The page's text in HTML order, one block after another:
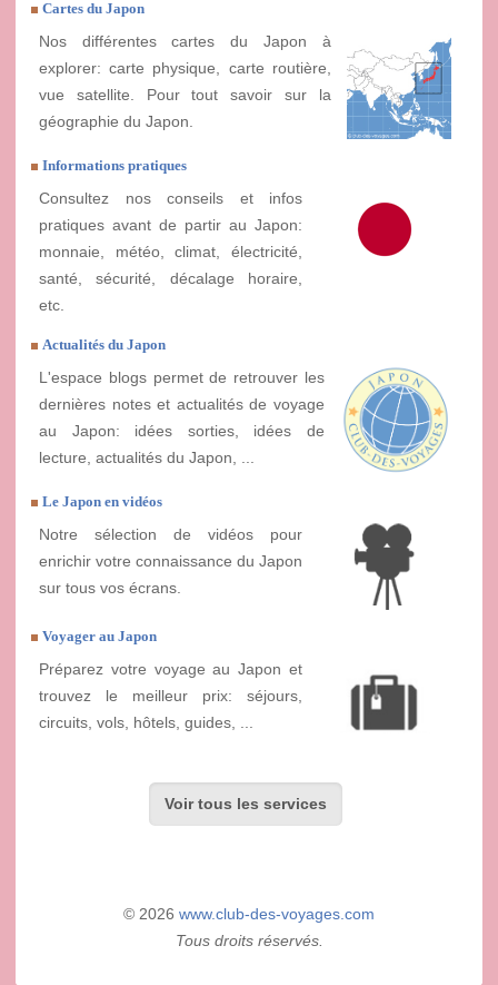
Cartes du Japon
Nos différentes cartes du Japon à
explorer: carte physique, carte routière,
vue satellite. Pour tout savoir sur la
géographie du Japon.
Informations pratiques
Consultez nos conseils et infos
pratiques avant de partir au Japon:
monnaie, météo, climat, électricité,
santé, sécurité, décalage horaire,
etc.
Actualités du Japon
L'espace blogs permet de retrouver les
dernières notes et actualités de voyage
au Japon: idées sorties, idées de
lecture, actualités du Japon, ...
Le Japon en vidéos
Notre sélection de vidéos pour
enrichir votre connaissance du Japon
sur tous vos écrans.
Voyager au Japon
Préparez votre voyage au Japon et
trouvez le meilleur prix: séjours,
circuits, vols, hôtels, guides, ...
Voir tous les services
© 2026 www.club-des-voyages.com
Tous droits réservés.